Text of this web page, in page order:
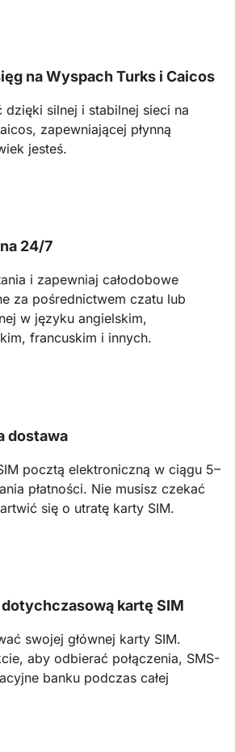
na Wyspach Turks i Caicos
dzięki silnej i stabilnej sieci na
zapewniającej płynną
jesteś.
24/7
i zapewniaj całodobowe
za pośrednictwem czatu lub
w języku angielskim,
francuskim i innych.
dostawa
pocztą elektroniczną w ciągu 5–
płatności. Nie musisz czekać
się o utratę karty SIM.
kartę SIM
swojej głównej karty SIM.
aby odbierać połączenia, SMS-
banku podczas całej